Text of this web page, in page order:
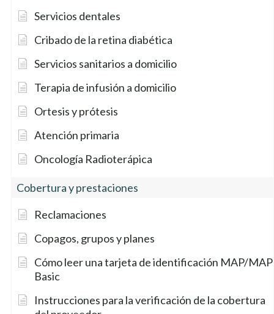
Servicios dentales
Cribado de la retina diabética
Servicios sanitarios a domicilio
Terapia de infusión a domicilio
Ortesis y prótesis
Atención primaria
Oncología Radioterápica
Cobertura y prestaciones
Reclamaciones
Copagos, grupos y planes
Cómo leer una tarjeta de identificación MAP/MAP
Basic
Instrucciones para la verificación de la cobertura